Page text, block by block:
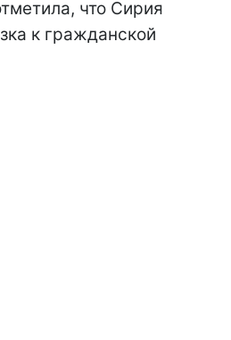
что Сирия
к гражданской